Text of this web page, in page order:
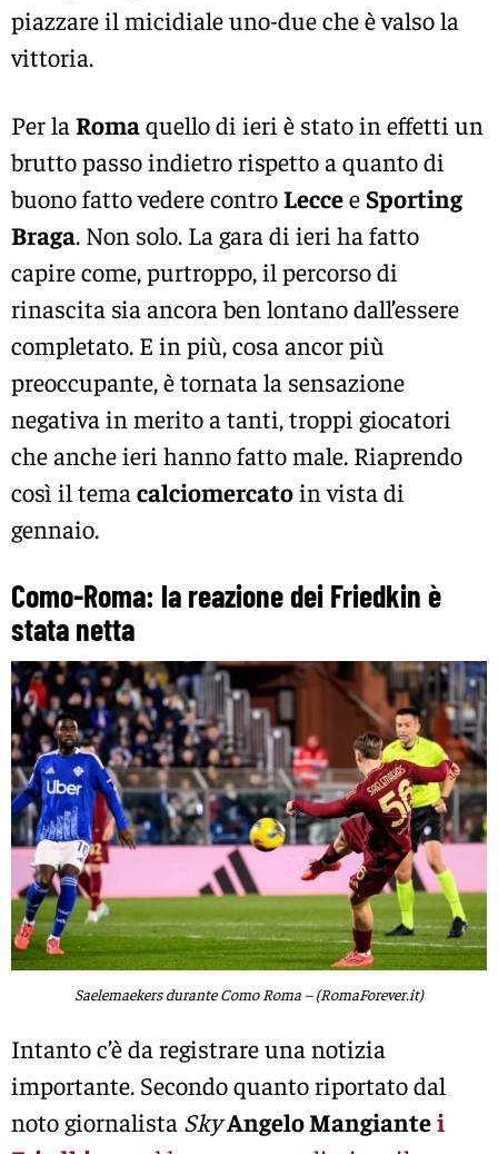
piazzare il micidiale uno-due che è valso la
vittoria.
Per la Romaquello di ieri è stato in effetti un
brutto passo indietro rispetto a quanto di
buono fatto vedere controLeccee Sporting
Braga. Non solo. La gara di ieri ha fatto
capire come, purtroppo, il percorso di
rinascita sia ancora ben lontano dall’essere
completato. E in più, cosa ancor più
preoccupante, è tornata la sensazione
negativa in merito a tanti, troppi giocatori
che anche ieri hanno fatto male. Riaprendo
così il tema calciomercatoin vista di
gennaio.
Como-Roma: la reazione dei Friedkin è
stata netta
Saelemaekers durante Como Roma – (RomaForever.it)
Intanto c’è da registrare una notizia
importante. Secondo quanto riportato dal
noto giornalista SkyAngelo Mangiantei